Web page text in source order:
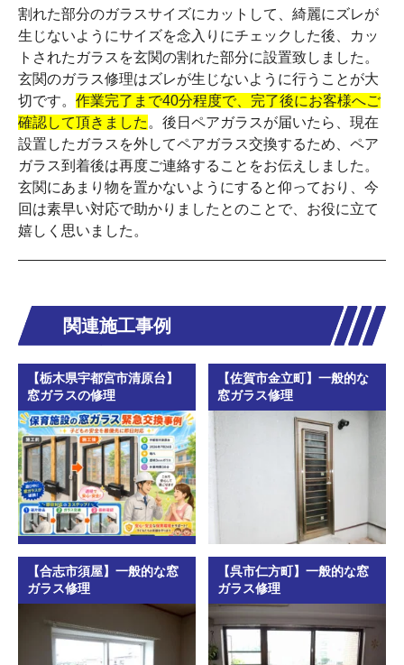
割れた部分のガラスサイズにカットして、綺麗にズレが
生じないようにサイズを念入りにチェックした後、カッ
トされたガラスを玄関の割れた部分に設置致しました。
玄関のガラス修理はズレが生じないように行うことが大
切です。 作業完了まで40分程度で、完了後にお客様へご
確認して頂きました 。後日ペアガラスが届いたら、現在
設置したガラスを外してペアガラス交換するため、ペア
ガラス到着後は再度ご連絡することをお伝えしました。
玄関にあまり物を置かないようにすると仰っており、今
回は素早い対応で助かりましたとのことで、お役に立て
嬉しく思いました。
関連施工事例
【栃木県宇都宮市清原台】
窓ガラスの修理
【佐賀市金立町】一般的な
窓ガラス修理
【合志市須屋】一般的な窓
ガラス修理
【呉市仁方町】一般的な窓
ガラス修理